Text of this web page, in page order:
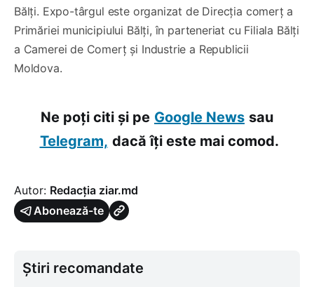
Bălți. Expo-târgul este organizat de Direcția comerț a
Primăriei municipiului Bălți, în parteneriat cu Filiala Bălți
a Camerei de Comerț și Industrie a Republicii
Moldova.
Ne poți citi și pe Google News sau
Telegram, dacă îți este mai comod.
Autor: Redacția ziar.md
Abonează-te
Știri recomandate